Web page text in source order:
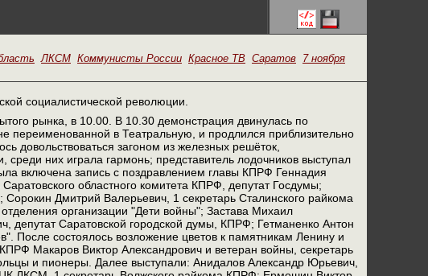
ЛКСМ Коммунисты России Красное ТВ Саратов 7 ноября
социалистической революции.
рынка, в 10.00. В 10.30 демонстрация двинулась по
переименованной в Театральную, и продлился приблизительно
загоном из железных решёток,
них играла гармонь; представитель лодочников выступал
включена запись с поздравлением главы КПРФ Геннадия
областного комитета КПРФ, депутат Госдумы;
Дмитрий Валерьевич, 1 секретарь Сталинского райкома
организации "Дети войны"; Застава Михаил
Саратовской городской думы, КПРФ; Гетманенко Антон
После состоялось возложение цветов к памятникам Ленину и
Макаров Виктор Александрович и ветеран войны, секретарь
и пионеры. Далее выступали: Анидалов Александр Юрьевич,